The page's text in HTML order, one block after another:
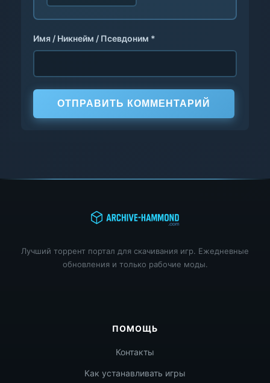
Имя / Никнейм / Псевдоним *
ОТПРАВИТЬ КОММЕНТАРИЙ
Лучший торрент портал для скачивания игр. Ежедневные
обновления и только рабочие моды.
ПОМОЩЬ
Контакты
Как устанавливать игры